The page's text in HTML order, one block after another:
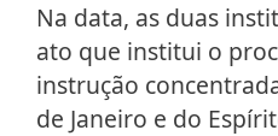
Na data, as duas
ato que institui o
instrução
de Janeiro e do